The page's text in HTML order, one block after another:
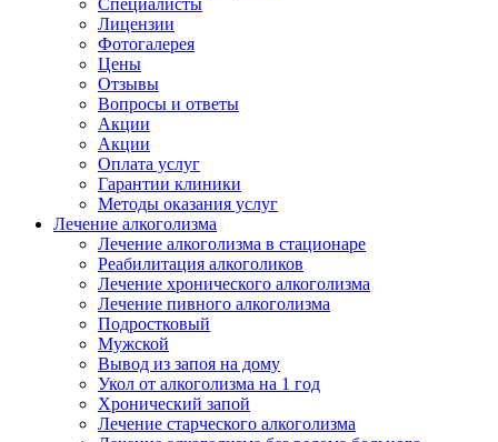
Специалисты
Лицензии
Фотогалерея
Цены
Отзывы
Вопросы и ответы
Акции
Акции
Оплата услуг
Гарантии клиники
Методы оказания услуг
Лечение алкоголизма
Лечение алкоголизма в стационаре
Реабилитация алкоголиков
Лечение хронического алкоголизма
Лечение пивного алкоголизма
Подростковый
Мужской
Вывод из запоя на дому
Укол от алкоголизма на 1 год
Хронический запой
Лечение старческого алкоголизма